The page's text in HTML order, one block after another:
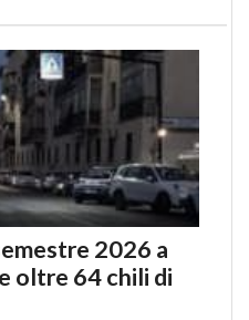
2026 a
oltre 64 chili di